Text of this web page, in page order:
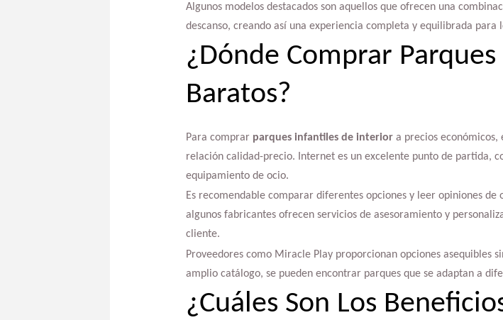
Algunos modelos destacados son aquellos que ofrecen una
descanso, creando así una experiencia completa y equilibrada para
¿Dónde Comprar
Baratos?
Para comprar parques infantiles de interiora precios económicos,
relación calidad-precio. Internet es un excelente punto de partida,
equipamiento de ocio.
Es recomendable comparar diferentes opciones y leer opiniones
algunos fabricantes ofrecen servicios de asesoramiento y
cliente.
Proveedores como Miracle Play proporcionan opciones asequibles
amplio catálogo, se pueden encontrar parques que se adaptan a
¿Cuáles Son Los